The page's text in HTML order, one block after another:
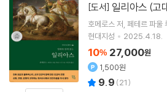
[도서] 일리아스 (고
호메로스 저 페테르 파울
현대지성
2025.4.18.
10% 27,000원
1,500원
9.9 (21)